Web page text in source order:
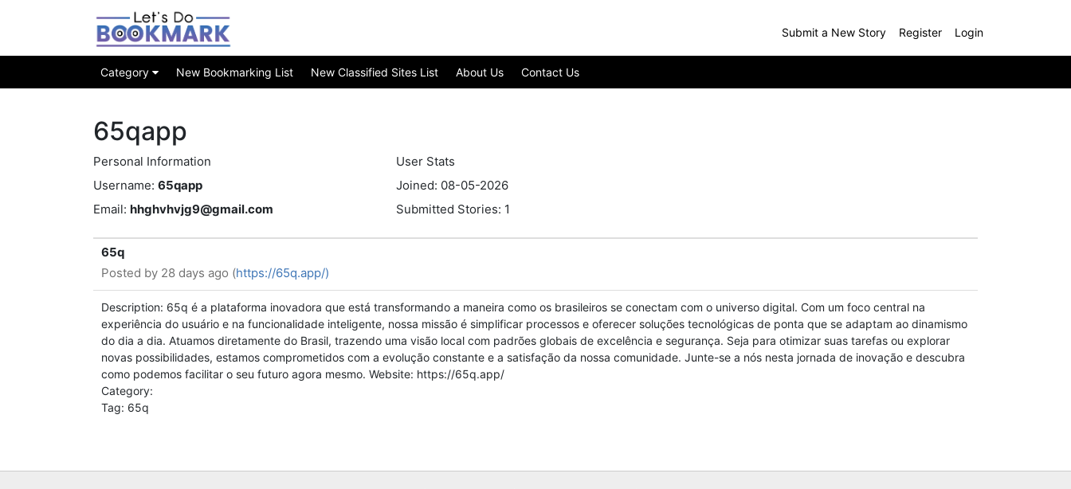
Submit a New Story Register Login
Category New Bookmarking List New Classified Sites List About Us Contact Us
65qapp
Personal Information
Username: 65qapp
Email: hhghvhvjg9@gmail.com
User Stats
Joined: 08-05-2026
Submitted Stories: 1
65q
Posted by 28 days ago (https://65q.app/)
Description: 65q é a plataforma inovadora que está transformando a maneira como os brasileiros se conectam com o universo digital. Com um foco central na
experiência do usuário e na funcionalidade inteligente, nossa missão é simplificar processos e oferecer soluções tecnológicas de ponta que se adaptam ao dinamismo
do dia a dia. Atuamos diretamente do Brasil, trazendo uma visão local com padrões globais de excelência e segurança. Seja para otimizar suas tarefas ou explorar
novas possibilidades, estamos comprometidos com a evolução constante e a satisfação da nossa comunidade. Junte-se a nós nesta jornada de inovação e descubra
como podemos facilitar o seu futuro agora mesmo. Website: https://65q.app/
Category:
Tag: 65q